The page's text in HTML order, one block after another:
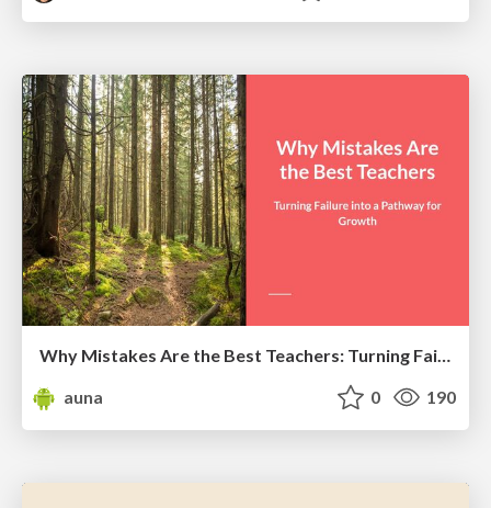
Why Mistakes Are the Best Teachers: Turning Failure into a Pathway for Growth
auna
0 190